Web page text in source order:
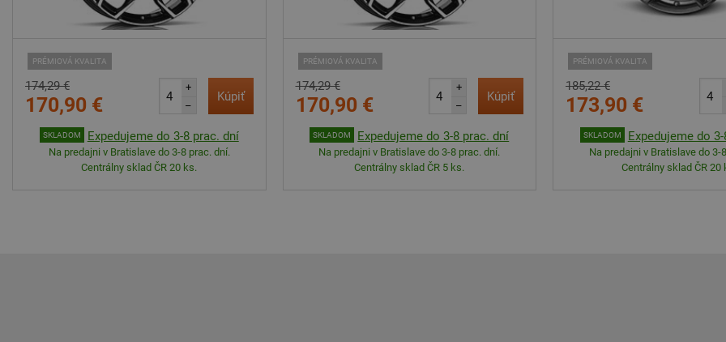
PRÉMIOVÁ KVALITA
174,29 €
170,90 €
+
–
Kúpiť
SKLADOM Expedujeme do 3-8 prac. dní
Na predajni v Bratislave do 3-8 prac. dní.
Centrálny sklad ČR 20 ks.
PRÉMIOVÁ KVALITA
174,29 €
170,90 €
+
–
Kúpiť
SKLADOM Expedujeme do 3-8 prac. dní
Na predajni v Bratislave do 3-8 prac. dní.
Centrálny sklad ČR 5 ks.
PRÉMIOVÁ KVALITA
185,22 €
173,90 €
SKLADOM Expedujeme do
Na predajni v Bratislave do 3-
Centrálny sklad ČR 20